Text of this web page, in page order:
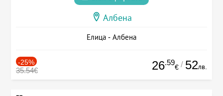
Албена
Елица - Албена
-25%
35.54€ 26.59
€ / 52лв.